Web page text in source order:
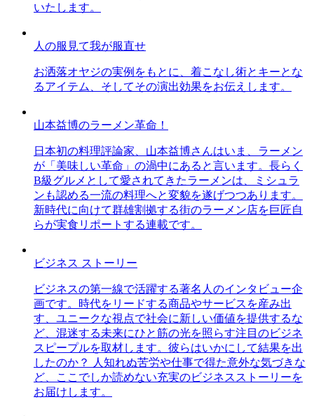
いたします。
人の服見て我が服直せ
お洒落オヤジの実例をもとに、着こなし術とキーとな
るアイテム、そしてその演出効果をお伝えします。
山本益博のラーメン革命！
日本初の料理評論家、山本益博さんはいま、ラーメン
が「美味しい革命」の渦中にあると言います。長らく
B級グルメとして愛されてきたラーメンは、ミシュラ
ンも認める一流の料理へと変貌を遂げつつあります。
新時代に向けて群雄割拠する街のラーメン店を巨匠自
らが実食リポートする連載です。
ビジネス ストーリー
ビジネスの第一線で活躍する著名人のインタビュー企
画です。時代をリードする商品やサービスを産み出
す、ユニークな視点で社会に新しい価値を提供するな
ど、混迷する未来にひと筋の光を照らす注目のビジネ
スピープルを取材します。彼らはいかにして結果を出
したのか？ 人知れぬ苦労や仕事で得た意外な気づきな
ど、ここでしか読めない充実のビジネスストーリーを
お届けします。